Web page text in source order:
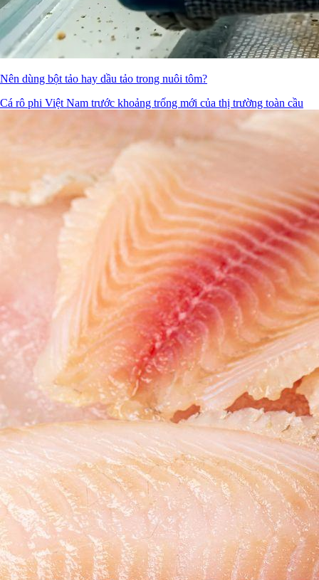
Nên dùng bột tảo hay dầu tảo trong nuôi tôm?
Cá rô phi Việt Nam trước khoảng trống mới của thị trường toàn cầu